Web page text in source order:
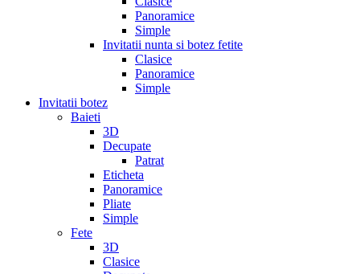
Panoramice
Simple
Invitatii nunta si botez fetite
Clasice
Panoramice
Simple
Invitatii botez
Baieti
3D
Decupate
Patrat
Eticheta
Panoramice
Pliate
Simple
Fete
3D
Clasice